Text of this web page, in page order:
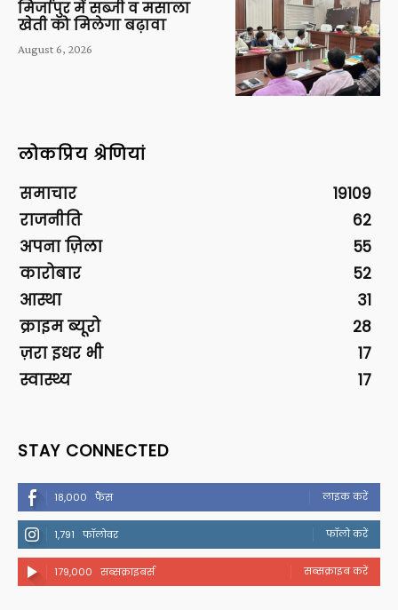
मिर्जापुर में सब्जी व मसाला
खेती को मिलेगा बढ़ावा
August 6, 2026
लोकप्रिय श्रेणियां
समाचार
19109
राजनीति
62
अपना ज़िला
55
कारोबार
52
आस्था
31
क्राइम ब्यूरो
28
ज़रा इधर भी
17
स्वास्थ्य
17
STAY CONNECTED
18,000 फैंस लाइक करें
1,791 फॉलोवर फॉलो करें
179,000 सब्सक्राइबर्स सब्सक्राइब करें